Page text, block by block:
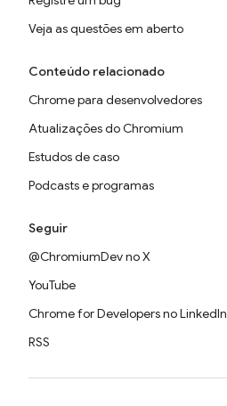
Veja as questões em aberto
Conteúdo relacionado
Chrome para desenvolvedores
Atualizações do Chromium
Estudos de caso
Podcasts e programas
Seguir
@ChromiumDev no X
YouTube
Chrome for Developers no LinkedIn
RSS